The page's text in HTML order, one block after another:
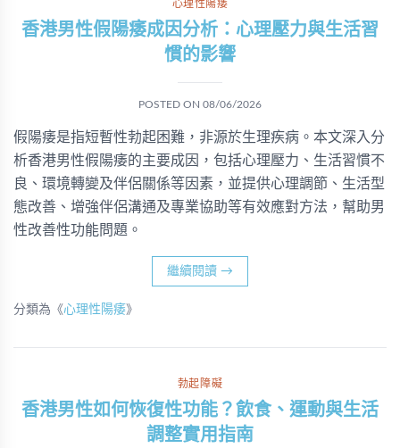
心理性陽痿
香港男性假陽痿成因分析：心理壓力與生活習
慣的影響
POSTED ON 08/06/2026
假陽痿是指短暫性勃起困難，非源於生理疾病。本文深入分
析香港男性假陽痿的主要成因，包括心理壓力、生活習慣不
良、環境轉變及伴侶關係等因素，並提供心理調節、生活型
態改善、增強伴侶溝通及專業協助等有效應對方法，幫助男
性改善性功能問題。
繼續閱讀 →
分類為《心理性陽痿》
勃起障礙
香港男性如何恢復性功能？飲食、運動與生活
調整實用指南